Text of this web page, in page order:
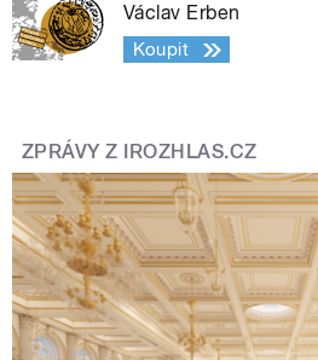
Václav Erben
Koupit
ZPRÁVY Z IROZHLAS.CZ